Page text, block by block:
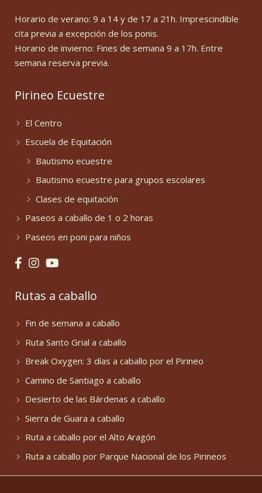
Horario de verano: 9 a 14 y de 17 a 21h. Imprescindible
cita previa a excepción de los ponis.
Horario de invierno: Fines de semana 9 a 17h. Entre
semana reserva previa.
Pirineo Ecuestre
El Centro
Escuela de Equitación
Bautismo ecuestre
Bautismo ecuestre para grupos escolares
Clases de equitación
Paseos a caballo de 1 o 2 horas
Paseos en poni para niños
Rutas a caballo
Fin de semana a caballo
Ruta Santo Grial a caballo
Break Oxygen: 3 días a caballo por el Pirineo
Camino de Santiago a caballo
Desierto de las Bárdenas a caballo
Sierra de Guara a caballo
Ruta a caballo por el Alto Aragón
Ruta a caballo por Parque Nacional de los Pirineos